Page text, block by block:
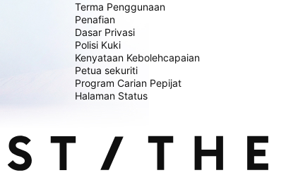
Terma Penggunaan
Penafian
Dasar Privasi
Polisi Kuki
Kenyataan Kebolehcapaian
Petua sekuriti
Program Carian Pepijat
Halaman Status